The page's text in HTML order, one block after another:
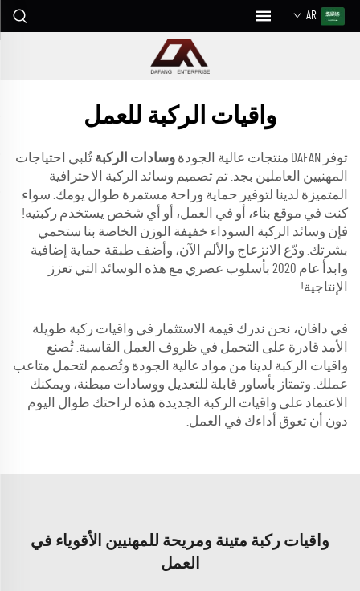
AR
واقيات الركبة للعمل
توفر DAFAN منتجات عالية الجودة وسادات الركبة تُلبي احتياجات
المهنيين العاملين بجد. تم تصميم وسائد الركبة الاحترافية
المتميزة لدينا لتوفير حماية وراحة مستمرة طوال يومك. سواء
كنت في موقع بناء، أو في العمل، أو أي شخص يستخدم ركبتيه!
فإن وسائد الركبة السوداء خفيفة الوزن الخاصة بنا ستحمي
بشرتك. ودّع الانزعاج والألم الآن، وأضف طبقة حماية إضافية
وابدأ عام 2020 بأسلوب عصري مع هذه الوسائد التي تعزز
الإنتاجية!
في دافان، نحن ندرك قيمة الاستثمار في واقيات ركبة طويلة
الأمد قادرة على التحمل في ظروف العمل القاسية. تُصنع
واقيات الركبة لدينا من مواد عالية الجودة وتُصمم لتحمل متاعب
عملك. وتمتاز بأساور قابلة للتعديل ووسادات مبطنة، ويمكنك
الاعتماد على واقيات الركبة الجديدة هذه لراحتك طوال اليوم
دون أن تعوق أداءك في العمل.
واقيات ركبة متينة ومريحة للمهنيين الأقوياء في
العمل